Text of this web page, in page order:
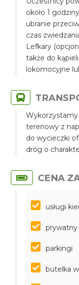
około 1
ubranie
czas
Lefkary
także do
lokomocyjne
terenowy z
do wycieczki
dróg o
CENA
usługi
parkingi
butelka